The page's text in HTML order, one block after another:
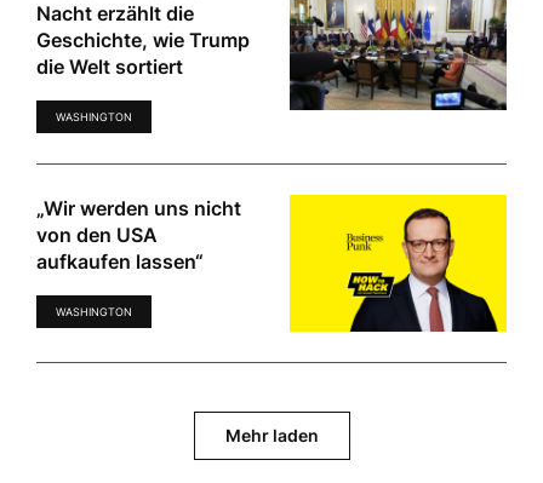
Nacht erzählt die
Geschichte, wie Trump
die Welt sortiert
WASHINGTON
„Wir werden uns nicht
von den USA
aufkaufen lassen“
WASHINGTON
Mehr laden